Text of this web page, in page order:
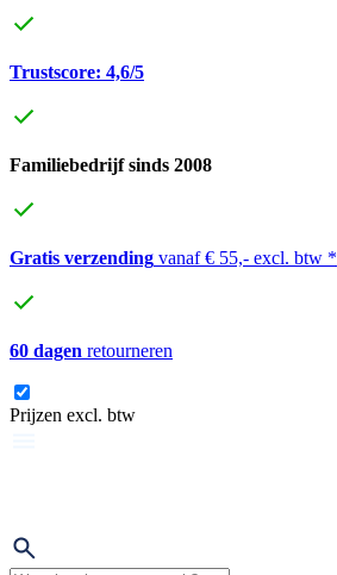
Trustscore: 4,6/5
Familiebedrijf sinds 2008
Gratis verzending vanaf € 55,- excl. btw *
60 dagen retourneren
Prijzen excl. btw